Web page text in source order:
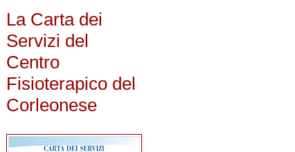
La Carta dei
Servizi del
Centro
Fisioterapico del
Corleonese